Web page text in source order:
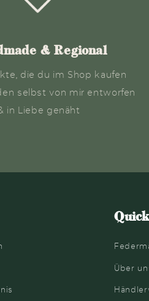
& Regional
die du im Shop kaufen
selbst von mir entworfen
in Liebe genäht
Über